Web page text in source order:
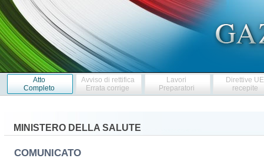
Atto
Completo
Avviso di rettifica
Errata corrige
Lavori
Preparatori
Direttive UE
recepite
MINISTERO DELLA SALUTE
COMUNICATO